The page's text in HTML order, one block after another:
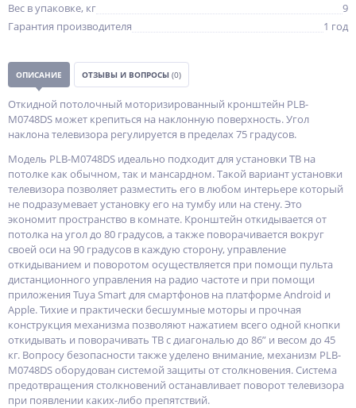
Вес в упаковке, кг
9
Гарантия производителя
1 год
ОПИСАНИЕ ОТЗЫВЫ И ВОПРОСЫ (0)
Откидной потолочный моторизированный кронштейн PLB-
M0748DS может крепиться на наклонную поверхность. Угол
наклона телевизора регулируется в пределах 75 градусов.
Модель PLB-M0748DS идеально подходит для установки ТВ на
потолке как обычном, так и мансардном. Такой вариант установки
телевизора позволяет разместить его в любом интерьере который
не подразумевает установку его на тумбу или на стену. Это
экономит пространство в комнате. Кронштейн откидывается от
потолка на угол до 80 градусов, а также поворачивается вокруг
своей оси на 90 градусов в каждую сторону, управление
откидыванием и поворотом осуществляется при помощи пульта
дистанционного управления на радио частоте и при помощи
приложения Tuya Smart для смартфонов на платформе Android и
Apple. Тихие и практически бесшумные моторы и прочная
конструкция механизма позволяют нажатием всего одной кнопки
откидывать и поворачивать ТВ с диагональю до 86” и весом до 45
кг. Вопросу безопасности также уделено внимание, механизм PLB-
M0748DS оборудован системой защиты от столкновения. Система
предотвращения столкновений останавливает поворот телевизора
при появлении каких-либо препятствий.